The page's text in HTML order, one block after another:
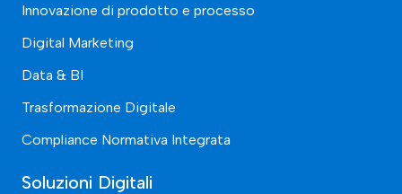
Innovazione di prodotto e processo
Digital Marketing
Data & BI
Trasformazione Digitale
Compliance Normativa Integrata
Soluzioni Digitali